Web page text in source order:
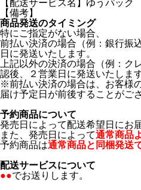
【配送サービス名】ゆうパック
【備考】
商品発送のタイミング
特にご指定がない場合、
前払い決済の場合（例：銀行
日に発送いたします。
上記以外の決済の場合（例：
認後、２営業日に発送いたします
※前払い決済の場合は、お客様
届け予定日が前後することがご
予約商品について
発売日によって配送希望日にお
また、発売日によって通常商品
予約商品は通常商品と同梱発送
配送サービスについて
●●でお送りします。